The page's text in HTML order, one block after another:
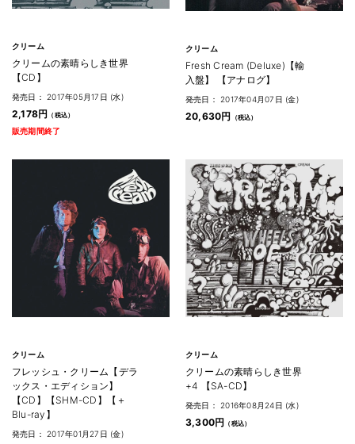
クリーム
クリームの素晴らしき世界
【CD】
発売日： 2017年05月17日 (水)
2,178円
販売期間終了
クリーム
Fresh Cream (Deluxe)【輸
入盤】 【アナログ】
発売日： 2017年04月07日 (金)
20,630円
クリーム
フレッシュ・クリーム【デラ
ックス・エディション】
【CD】【SHM-CD】【＋
Blu-ray】
発売日： 2017年01月27日 (金)
クリーム
クリームの素晴らしき世界
+4 【SA-CD】
発売日： 2016年08月24日 (水)
3,300円